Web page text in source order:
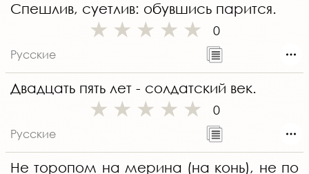
Спешлив, суетлив: обувшись парится.
0
Русские
Двадцать пять лет - солдатский век.
0
Русские
Не торопом на мерина (на конь), не по